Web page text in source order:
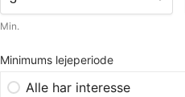
Min.
Minimums lejeperiode
Alle har interesse